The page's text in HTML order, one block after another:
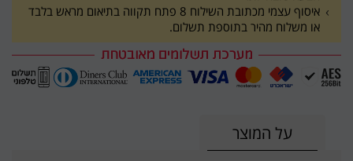
איסוף עצמי מכתובת השילוח 8 פתח תקווה בתיאום מראש בלבד
או משלוח מהיר בתוספת תשלום.
על המוצר